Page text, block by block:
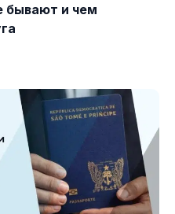
бывают и чем